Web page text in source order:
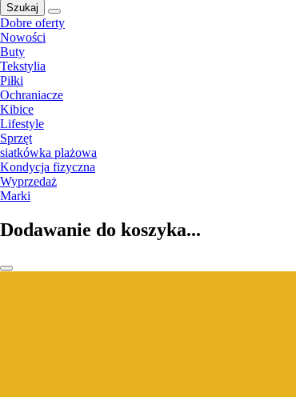
Szukaj
Dobre oferty
Nowości
Buty
Tekstylia
Piłki
Ochraniacze
Kibice
Lifestyle
Sprzęt
siatkówka plażowa
Kondycja fizyczna
Wyprzedaż
Marki
Dodawanie do koszyka...